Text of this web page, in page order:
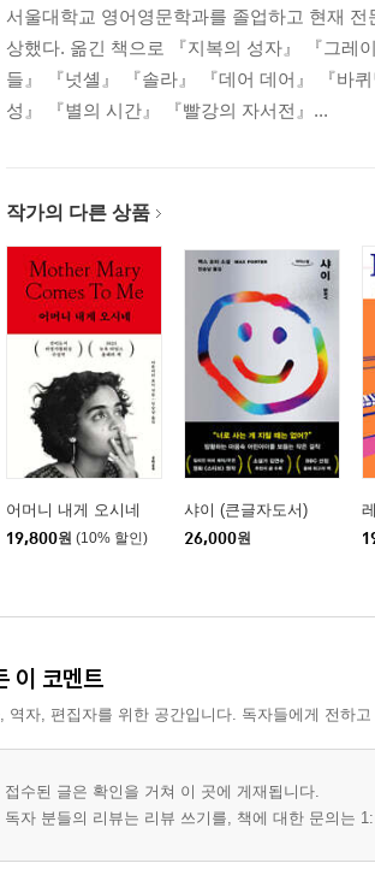
서울대학교 영어영문학과를 졸업하고 현재
상했다. 옮긴 책으로 『지복의 성자』 『그레
들』 『넛셸』 『솔라』 『데어 데어』 『바
성』 『별의 시간』 『빨강의 자서전』...
작가의 다른 상품
어머니 내게 오시네
19,800원 (10% 할인)
샤이 (큰글자도서)
26,000원
이 코멘트
역자, 편집자를 위한 공간입니다. 독자들에게 전하
접수된 글은 확인을 거쳐 이 곳에 게재됩니다.
독자 분들의 리뷰는 리뷰 쓰기를, 책에 대한 문의는